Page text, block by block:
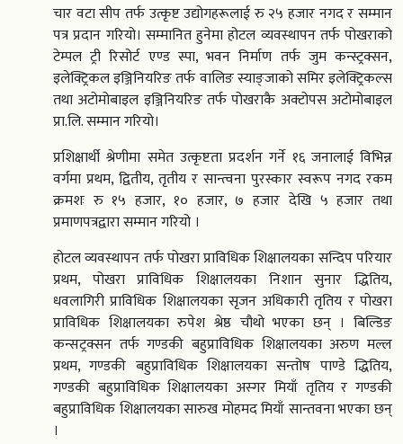
चार वटा सीप तर्फ उत्कृष्ट उद्योगहरूलाई रु २५ हजार नगद र सम्मान
पत्र प्रदान गरियो। सम्मानित हुनेमा होटल व्यवस्थापन तर्फ पोखराको
टेम्पल ट्री रिसोर्ट एण्ड स्पा, भवन निर्माण तर्फ जुम कन्स्ट्रक्सन,
इलेक्ट्रिकल इञ्जिनियरिङ तर्फ वालिङ स्याङ्जाको समिर इलेक्ट्रिकल्स
तथा अटोमोबाइल इञ्जिनियरिङ तर्फ पोखराकै अक्टोपस अटोमोबाइल
प्रा.लि. सम्मान गरियो।
प्रशिक्षार्थी श्रेणीमा समेत उत्कृष्टता प्रदर्शन गर्ने १६ जनालाई विभिन्न
वर्गमा प्रथम, द्वितीय, तृतीय र सान्त्वना पुरस्कार स्वरूप नगद रकम
क्रमशः रु १५ हजार, १० हजार, ७ हजार देखि ५ हजार तथा
प्रमाणपत्रद्वारा सम्मान गरियो ।
होटल व्यवस्थापन तर्फ पोखरा प्राविधिक शिक्षालयका सन्दिप परियार
प्रथम, पोखरा प्राविधिक शिक्षालयका निशान सुनार द्धितिय,
धवलागिरी प्राविधिक शिक्षालयका सृजन अधिकारी तृतिय र पोखरा
प्राविधिक शिक्षालयका रुपेश श्रेष्ठ चौथो भएका छन् । बिल्डिङ
कन्सट्रक्सन तर्फ गण्डकी बहुप्राविधिक शिक्षालयका अरुण मल्ल
प्रथम, गण्डकी बहुप्राविधिक शिक्षालयका सन्तोष पाण्डे द्धितिय,
गण्डकी बहुप्राविधिक शिक्षालयका अस्गर मियाँ तृतिय र गण्डकी
बहुप्राविधिक शिक्षालयका सारुख मोहमद मियाँ सान्तवना भएका छन्
।